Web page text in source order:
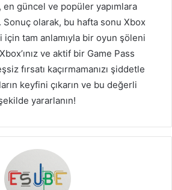
güncel ve popüler yapımlara
olarak, bu hafta sonu Xbox
için tam anlamıyla bir oyun şöleni
ve aktif bir Game Pass
fırsatı kaçırmamanızı şiddetle
keyfini çıkarın ve bu değerli
yararlanın!